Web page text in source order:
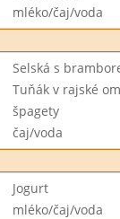
mléko/čaj/voda
Selská s
Tuňák v rajské
špagety
čaj/voda
Jogurt
mléko/čaj/voda